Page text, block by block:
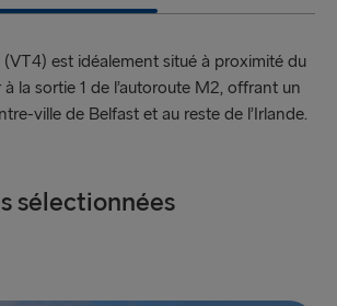
est idéalement situé à proximité du
la sortie 1 de l’autoroute M2, offrant un
ville de Belfast et au reste de l’Irlande.
sélectionnées